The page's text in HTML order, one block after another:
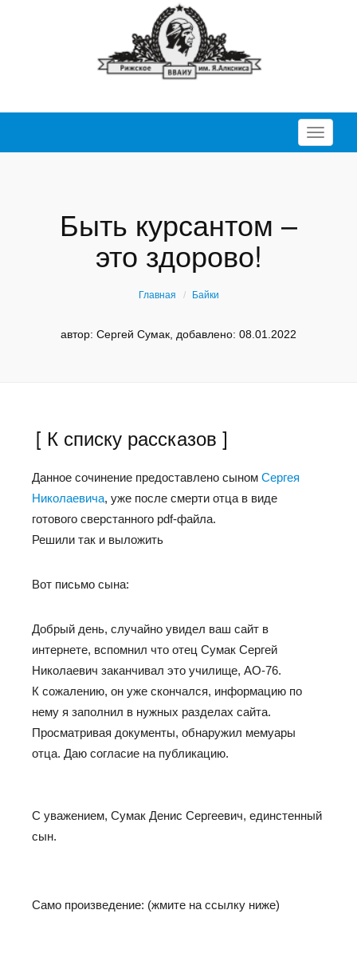
Быть курсантом –
это здорово!
Главная Байки
автор: Сергей Сумак, добавлено: 08.01.2022
[ К списку рассказов ]
Данное сочинение предоставлено сыном Сергея
Николаевича, уже после смерти отца в виде
готового сверстанного pdf-файла.
Решили так и выложить
Вот письмо сына:
Добрый день, случайно увидел ваш сайт в
интернете, вспомнил что отец Сумак Сергей
Николаевич заканчивал это училище, АО-76.
К сожалению, он уже скончался, информацию по
нему я заполнил в нужных разделах сайта.
Просматривая документы, обнаружил мемуары
отца. Даю согласие на публикацию.
С уважением, Сумак Денис Сергеевич, единстенный
сын.
Само произведение: (жмите на ссылку ниже)